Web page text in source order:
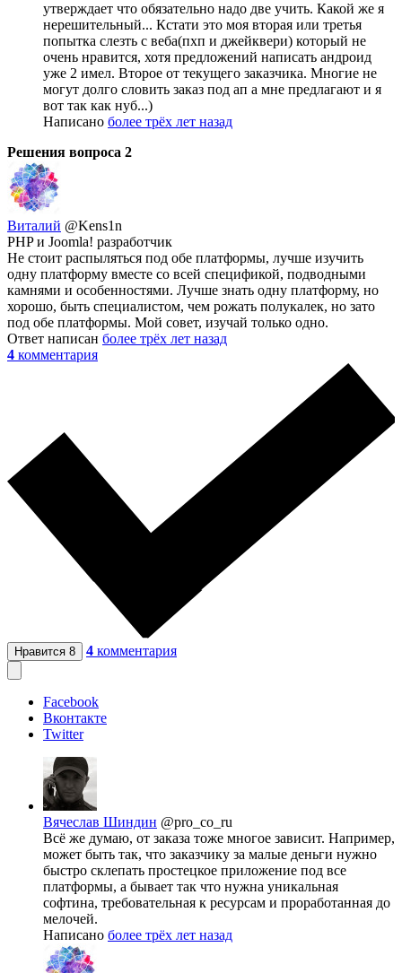
утверждает что обязательно надо две учить. Какой же я
нерешительный... Кстати это моя вторая или третья
попытка слезть с веба(пхп и джейквери) который не
очень нравится, хотя предложений написать андроид
уже 2 имел. Второе от текущего заказчика. Многие не
могут долго словить заказ под ап а мне предлагают и я
вот так как нуб...)
Написано более трёх лет назад
Решения вопроса 2
Виталий @Kens1n
PHP и Joomla! разработчик
Не стоит распыляться под обе платформы, лучше изучить
одну платформу вместе со всей спецификой, подводными
камнями и особенностями. Лучше знать одну платформу, но
хорошо, быть специалистом, чем рожать полукалек, но зато
под обе платформы. Мой совет, изучай только одно.
Ответ написан более трёх лет назад
4 комментария
Нравится 8 4 комментария
Facebook
Вконтакте
Twitter
Вячеслав Шиндин @pro_co_ru
Всё же думаю, от заказа тоже многое зависит. Например,
может быть так, что заказчику за малые деньги нужно
быстро склепать простецкое приложение под все
платформы, а бывает так что нужна уникальная
софтина, требовательная к ресурсам и проработанная до
мелочей.
Написано более трёх лет назад